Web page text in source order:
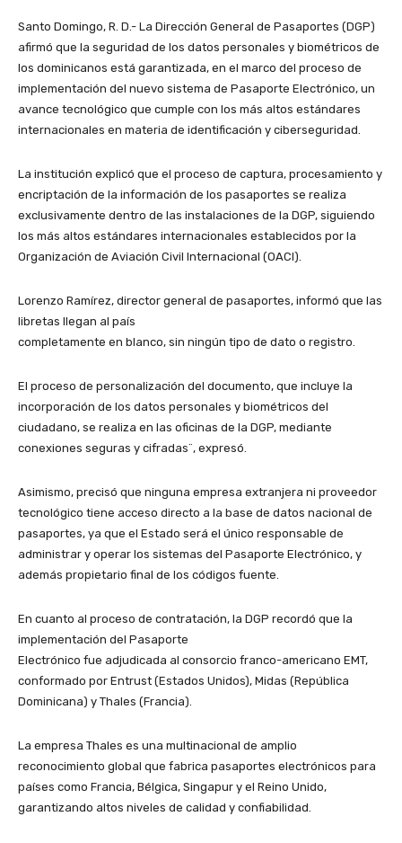
Santo Domingo, R. D.- La Dirección General de Pasaportes (DGP)
afirmó que la seguridad de los datos personales y biométricos de
los dominicanos está garantizada, en el marco del proceso de
implementación del nuevo sistema de Pasaporte Electrónico, un
avance tecnológico que cumple con los más altos estándares
internacionales en materia de identificación y ciberseguridad.
La institución explicó que el proceso de captura, procesamiento y
encriptación de la información de los pasaportes se realiza
exclusivamente dentro de las instalaciones de la DGP, siguiendo
los más altos estándares internacionales establecidos por la
Organización de Aviación Civil Internacional (OACI).
Lorenzo Ramírez, director general de pasaportes, informó que las
libretas llegan al país
completamente en blanco, sin ningún tipo de dato o registro.
El proceso de personalización del documento, que incluye la
incorporación de los datos personales y biométricos del
ciudadano, se realiza en las oficinas de la DGP, mediante
conexiones seguras y cifradas¨, expresó.
Asimismo, precisó que ninguna empresa extranjera ni proveedor
tecnológico tiene acceso directo a la base de datos nacional de
pasaportes, ya que el Estado será el único responsable de
administrar y operar los sistemas del Pasaporte Electrónico, y
además propietario final de los códigos fuente.
En cuanto al proceso de contratación, la DGP recordó que la
implementación del Pasaporte
Electrónico fue adjudicada al consorcio franco-americano EMT,
conformado por Entrust (Estados Unidos), Midas (República
Dominicana) y Thales (Francia).
La empresa Thales es una multinacional de amplio
reconocimiento global que fabrica pasaportes electrónicos para
países como Francia, Bélgica, Singapur y el Reino Unido,
garantizando altos niveles de calidad y confiabilidad.